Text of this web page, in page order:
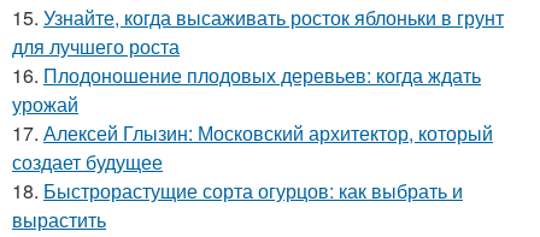
15. Узнайте, когда высаживать росток яблоньки в грунт
для лучшего роста
16. Плодоношение плодовых деревьев: когда ждать
урожай
17. Алексей Глызин: Московский архитектор, который
создает будущее
18. Быстрорастущие сорта огурцов: как выбрать и
вырастить